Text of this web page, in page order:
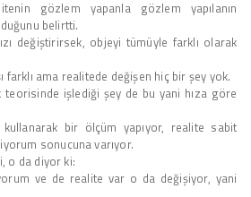
gözlem yapanla gözlem yapılanın
belirtti.
değiştirirsek, objeyi tümüyle farklı olarak
farklı ama realitede değişen hiç bir şey yok.
teorisinde işlediği şey de bu yani hıza göre
bir ölçüm yapıyor, realite sabit
sonucuna varıyor.
o da diyor ki:
ve de realite var o da değişiyor, yani